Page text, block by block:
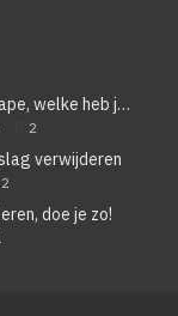
Afplaktape, welke heb je nodig?
2
verwijderen
2
doe je zo!